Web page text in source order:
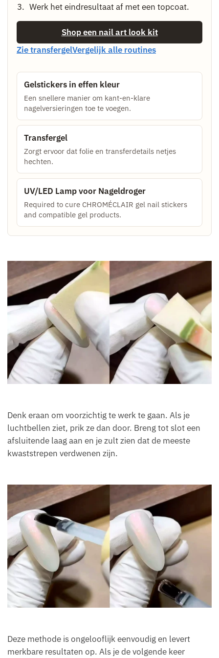
Werk het eindresultaat af met een topcoat.
Shop een nail art look kit
Zie transfergelVergelijk alle routines
Gelstickers in effen kleur
Een snellere manier om kant-en-klare
nagelversieringen toe te voegen.
Transfergel
Zorgt ervoor dat folie en transferdetails netjes
hechten.
UV/LED Lamp voor Nageldroger
Required to cure CHROMÉCLAIR gel nail stickers
and compatible gel products.
Denk eraan om voorzichtig te werk te gaan. Als je
luchtbellen ziet, prik ze dan door. Breng tot slot een
afsluitende laag aan en je zult zien dat de meeste
kwaststrepen verdwenen zijn.
Deze methode is ongelooflijk eenvoudig en levert
merkbare resultaten op. Als je de volgende keer